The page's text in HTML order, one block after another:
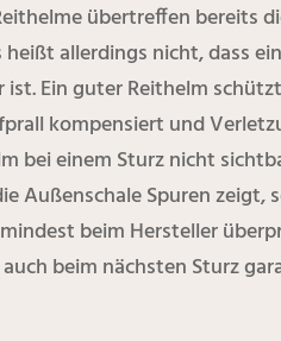
übertreffen bereits
allerdings nicht, dass ein
Ein guter Reithelm
kompensiert und
bei einem Sturz nicht
Außenschale Spuren zeigt,
beim Hersteller
beim nächsten Sturz